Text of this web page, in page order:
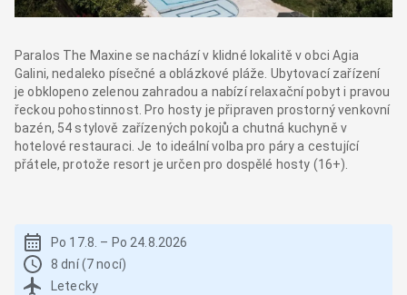
Paralos The Maxine se nachází v klidné lokalitě v obci Agia
Galini, nedaleko písečné a oblázkové pláže. Ubytovací zařízení
je obklopeno zelenou zahradou a nabízí relaxační pobyt i pravou
řeckou pohostinnost. Pro hosty je připraven prostorný venkovní
bazén, 54 stylově zařízených pokojů a chutná kuchyně v
hotelové restauraci. Je to ideální volba pro páry a cestující
přátele, protože resort je určen pro dospělé hosty (16+).
Po 17.8. – Po 24.8.2026
8 dní (7 nocí)
Letecky